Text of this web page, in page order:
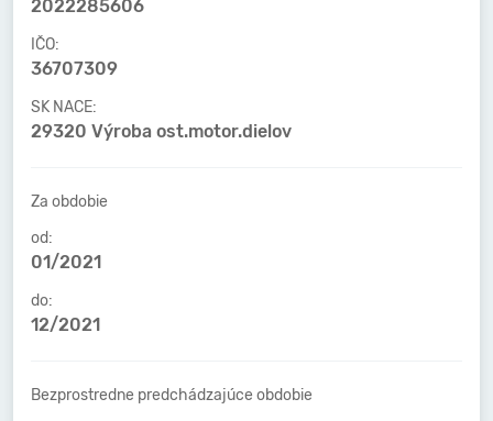
2022285606
IČO:
36707309
SK NACE:
29320 Výroba ost.motor.dielov
Za obdobie
od:
01/2021
do:
12/2021
Bezprostredne predchádzajúce obdobie